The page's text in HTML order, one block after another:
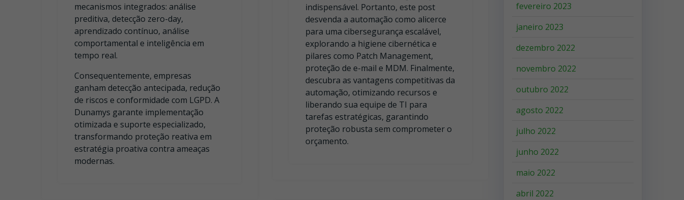
mecanismos integrados: análise
preditiva, detecção zero-day,
aprendizado contínuo, análise
comportamental e inteligência em
tempo real.
Consequentemente, empresas
ganham detecção antecipada, redução
de riscos e conformidade com LGPD. A
Dunamys garante implementação
otimizada e suporte especializado,
transformando proteção reativa em
estratégia proativa contra ameaças
modernas.
indispensável. Portanto, este post
desvenda a automação como alicerce
para uma cibersegurança escalável,
explorando a higiene cibernética e
pilares como Patch Management,
proteção de e-mail e MDM. Finalmente,
descubra as vantagens competitivas da
automação, otimizando recursos e
liberando sua equipe de TI para
tarefas estratégicas, garantindo
proteção robusta sem comprometer o
orçamento.
fevereiro 2023
janeiro 2023
dezembro 2022
novembro 2022
outubro 2022
agosto 2022
julho 2022
junho 2022
maio 2022
abril 2022